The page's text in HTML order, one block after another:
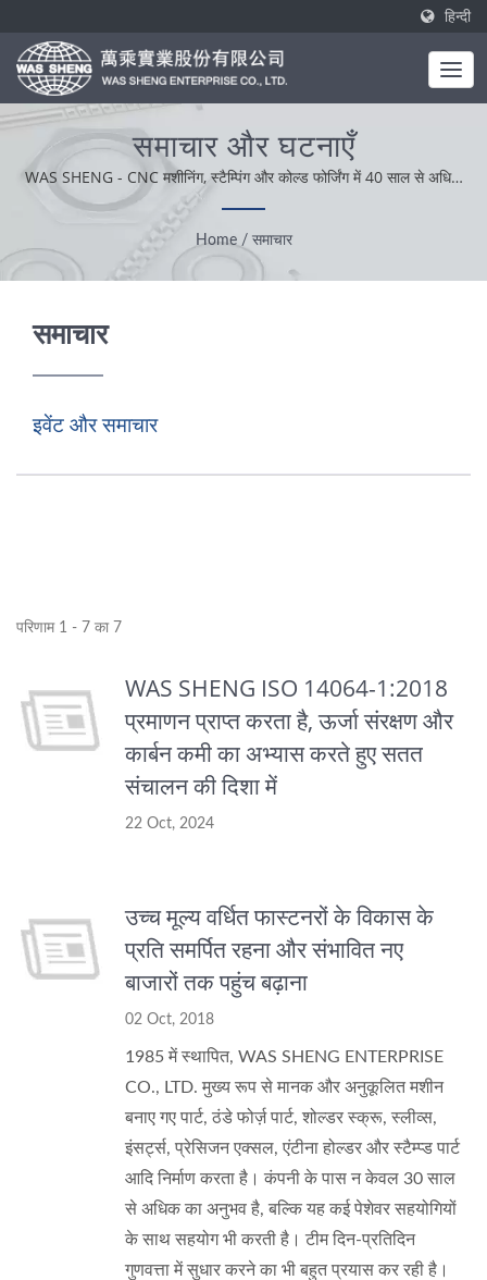
हिन्दी
समाचार और घटनाएँ
WAS SHENG - CNC मशीनिंग, स्टैम्पिंग और कोल्ड फोर्जिंग में 40 साल से अधिक
का अनुभव।
Home / समाचार
समाचार
इवेंट और समाचार
परिणाम 1 - 7 का 7
WAS SHENG ISO 14064-1:2018
प्रमाणन प्राप्त करता है, ऊर्जा संरक्षण और
कार्बन कमी का अभ्यास करते हुए सतत
संचालन की दिशा में
22 Oct, 2024
उच्च मूल्य वर्धित फास्टनरों के विकास के
प्रति समर्पित रहना और संभावित नए
बाजारों तक पहुंच बढ़ाना
02 Oct, 2018
1985 में स्थापित, WAS SHENG ENTERPRISE
CO., LTD. मुख्य रूप से मानक और अनुकूलित मशीन
बनाए गए पार्ट, ठंडे फोर्ज़ पार्ट, शोल्डर स्क्रू, स्लीव्स,
इंसर्ट्स, प्रेसिजन एक्सल, एंटीना होल्डर और स्टैम्प्ड पार्ट
आदि निर्माण करता है। कंपनी के पास न केवल 30 साल
से अधिक का अनुभव है, बल्कि यह कई पेशेवर सहयोगियों
के साथ सहयोग भी करती है। टीम दिन-प्रतिदिन
गुणवत्ता में सुधार करने का भी बहुत प्रयास कर रही है।